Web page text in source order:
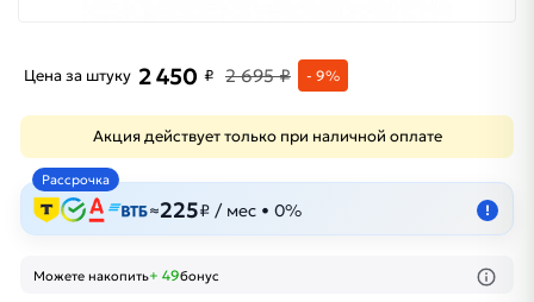
Цена за штуку 2 450 ₽ 2 695 ₽ - 9%
Акция действует только при наличной оплате
Рассрочка
≈225₽ / мес • 0% !
Можете накопить+ 49бонус